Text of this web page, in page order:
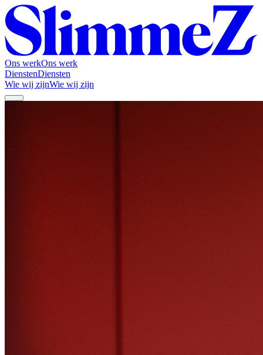
Ons werkOns werk
DienstenDiensten
Wie wij zijnWie wij zijn